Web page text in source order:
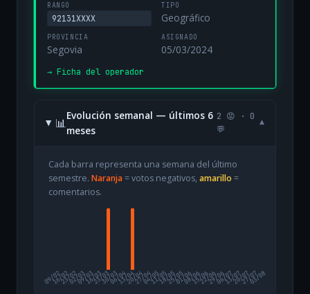
RANGO
92131XXXX
TIPO
Geográfico
PROVINCIA
Segovia
ASIGNADO
05/03/2024
→ Ficha del operador
📊
Evolución semanal — últimos 6
meses
2 😡 · 0
💬
▾
Cada barra representa una semana del último
semestre. Naranja= votos negativos, amarillo =
comentarios.
09/02
16/0223/0202/0309/0316/0323/0330/0306/0413/0420/0427/0404/0511/0518/0525/0501/0608/0615/0622/0629/0606/0713/0720/0727/07
03/08